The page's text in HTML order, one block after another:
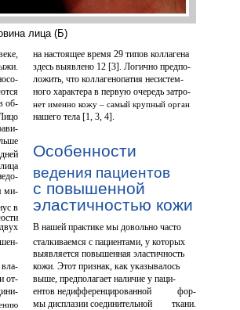
лица (Б)
на настоящее время 29 типов коллагена
здесь выявлено 12 [3]. Логично предпо-
ложить, что коллагенопатия несистем-
ного характера в первую очередь затро-
об- нет именно кожу – самый крупный орган
нашего тела [1, 3, 4].
Особенности
ведения пациентов
ми- с повышенной
в эластичностью кожи
В нашей практике мы довольно часто
сталкиваемся с пациентами, у которых
выявляется повышенная эластичность
кожи. Этот признак, как указывалось
от-
выше, предполагает наличие у паци-
ентов недифференцированной
фор-
мы дисплазии соединительной
ткани.